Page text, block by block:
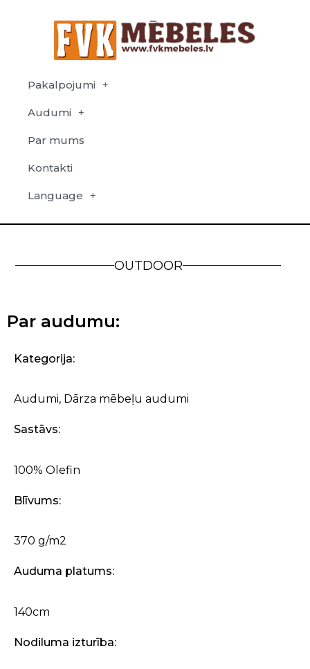
Pakalpojumi
Audumi
Par mums
Kontakti
Language
OUTDOOR
Par audumu:
Kategorija:
Audumi, Dārza mēbeļu audumi
Sastāvs:
100% Olefin
Blīvums:
370 g/m2
Auduma platums:
140cm
Nodiluma izturība: